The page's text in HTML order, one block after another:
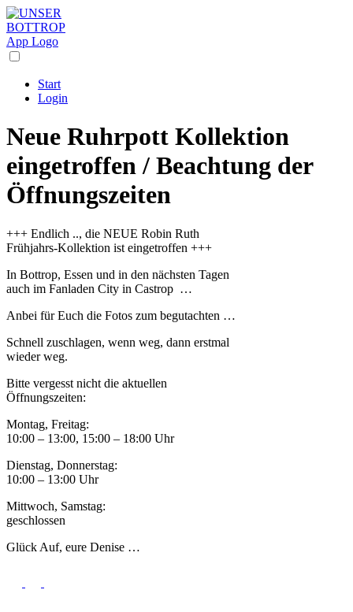
Start
Login
Neue Ruhrpott Kollektion
eingetroffen / Beachtung der
Öffnungszeiten
+++ Endlich .., die NEUE Robin Ruth
Frühjahrs-Kollektion ist eingetroffen +++
In Bottrop, Essen und in den nächsten Tagen
auch im Fanladen City in Castrop …
Anbei für Euch die Fotos zum begutachten …
Schnell zuschlagen, wenn weg, dann erstmal
wieder weg.
Bitte vergesst nicht die aktuellen
Öffnungszeiten:
Montag, Freitag:
10:00 – 13:00, 15:00 – 18:00 Uhr
Dienstag, Donnerstag:
10:00 – 13:00 Uhr
Mittwoch, Samstag:
geschlossen
Glück Auf, eure Denise …